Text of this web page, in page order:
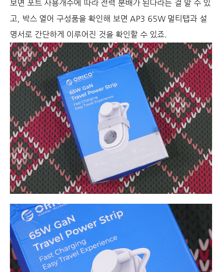
보면 포트 사용개수에 따라 전력 분배가 된다라는 걸 알 수 있
고, 박스 열어 구성품을 확인해 보면 AP3 65W 멀티탭과 설
명서로 간단하게 이루어진 것을 확인할 수 있죠.